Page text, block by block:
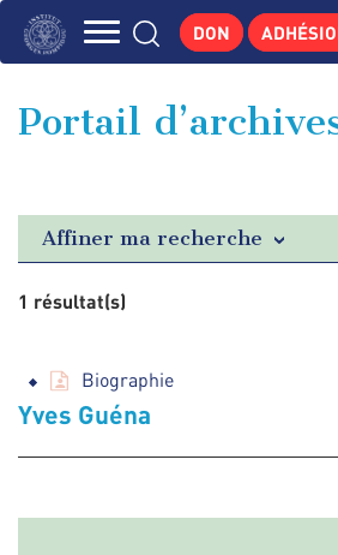
Aller
principale
GEORGES
ACTUALITÉS
DON
Portail
Affiner ma recherche
1 résultat(s)
Biographie
Yves Guéna
Panneau de gestion des cookies